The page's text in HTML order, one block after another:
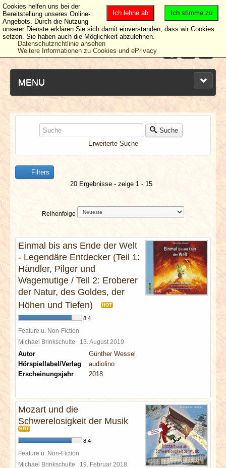
MENU
NEUESTE ARTIKEL
NEWS & DATES
BERICHTE
VERLOSUNGEN
SPECIALS
REDAKTION
LINKS
ARCHIV
Suche
Erweiterte Suche
Filters
20 Ergebnisse - zeige 1 - 15
Reihenfolge
Einmal bis ans Ende der Welt
- Legendäre Entdecker (Teil 1:
Händler, Pilger und
Wagemutige / Teil 2: Eroberer
der Natur, des Goldes, der
Höhen und Tiefen)
HOT
8,4
Feature u. Non-Fiction
Michael Brinkschulte 13. August 2019
Autor
Günther Wessel
Hörspiellabel/Verlag
audiolino
Erscheinungsjahr
2018
Mozart und die
Schwerelosigkeit der Musik
HOT
8,4
Feature u. Non-Fiction
Michael Brinkschulte 19. Februar 2018
Ich stimme zu
Ich lehne ab
Cookies helfen uns bei der
Bereitstellung unseres Online-
Angebots. Durch die Nutzung
unserer Dienste erklären Sie sich damit einverstanden, dass wir Cookies
setzen. Sie haben auch die Möglichkeit abzulehnen.
Datenschutzrichtlinie ansehen
Weitere Informationen zu Cookies und ePrivacy